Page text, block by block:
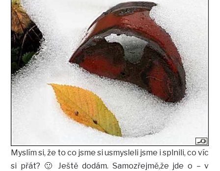
Myslím si, že to co jsme si usmysleli jsme i splnili, co víc
si přát? 🙂 Ještě dodám. Samozřejmě,že jde o – v